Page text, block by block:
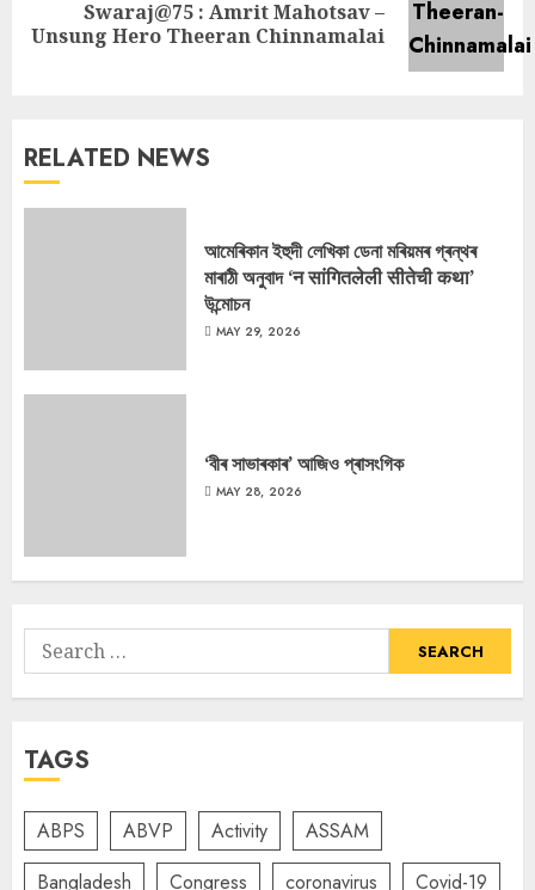
post:
Swaraj@75 : Amrit Mahotsav –
Unsung Hero Theeran Chinnamalai
RELATED NEWS
আমেৰিকান ইহুদী লেখিকা ডেনা মৰিয়মৰ গ্ৰন্থৰ
মাৰাঠী অনুবাদ ‘न सांगितलेली सीतेची कथा’
উন্মোচন
MAY 29, 2026
‘বীৰ সাভাৰকাৰ’ আজিও প্ৰাসংগিক
MAY 28, 2026
Search
for:
TAGS
ABPS ABVP Activity
ASSAM
Bangladesh
Congress coronavirus
Covid-19